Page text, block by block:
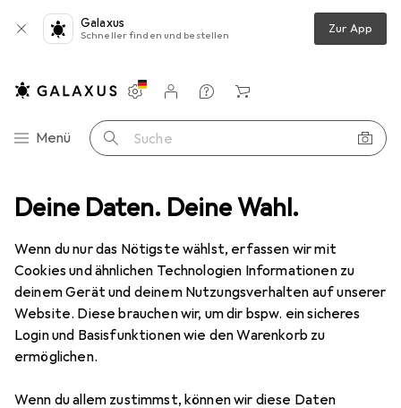
Deine Daten. Deine Wahl.
Wenn du nur das Nötigste wählst, erfassen wir mit
Cookies und ähnlichen Technologien Informationen zu
deinem Gerät und deinem Nutzungsverhalten auf unserer
Website. Diese brauchen wir, um dir bspw. ein sicheres
Login und Basisfunktionen wie den Warenkorb zu
ermöglichen.
Wenn du allem zustimmst, können wir diese Daten
Galaxus
Schneller finden und bestellen Zur App
Navigation nach Kategorien
Menü Suche
Einstellungen
Kundenkonto
Vergleichslisten
Merklisten
Warenkorb
+ Tablets Tablet + eReader Tablet
15 Bilder
LenovoTab P12
nur WLAN, 12.70", 128 GB, Storm Grey
Bewertungen Marke